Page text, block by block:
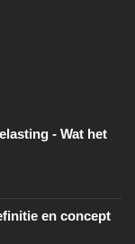
- Wat het
en concept